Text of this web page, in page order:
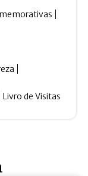
Livro de Visitas